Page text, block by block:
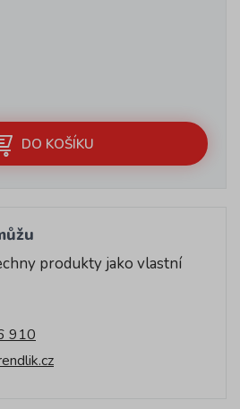
DO KOŠÍKU
produkty jako vlastní
910